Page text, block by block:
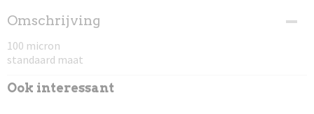
Omschrijving
100 micron
standaard maat
Ook interessant